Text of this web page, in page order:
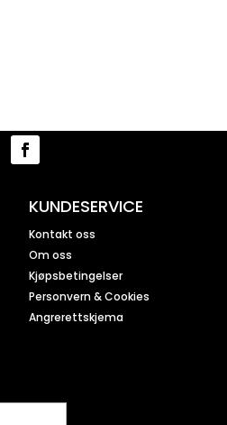
KUNDESERVICE
Kontakt oss
Om oss
Kjøpsbetingelser
Personvern & Cookies
Angrerettskjema